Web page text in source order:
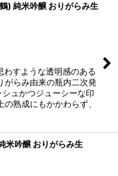
) 純米吟醸 おりがらみ生
すような透明感のある
がらみ由来の瓶内二次発
ュかつジューシーな印
熟成にもかかわらず、
米吟醸 おりがらみ生